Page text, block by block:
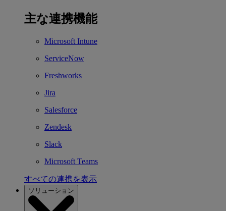
主な連携機能
Microsoft Intune
ServiceNow
Freshworks
Jira
Salesforce
Zendesk
Slack
Microsoft Teams
すべての連携を表示
ソリューション